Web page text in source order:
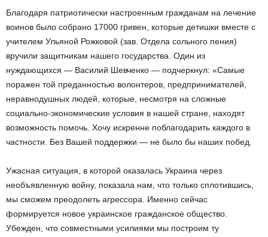
Благодаря патриотически настроенным гражданам на лечение
воинов было собрано 17000 гривен, которые детишки вместе с
учителем Ульяной Рожковой (зав. Отдела сольного пения)
вручили защитникам нашего государства. Один из
нуждающихся — Василий Шевченко — подчеркнул: «Самые
поражен той преданностью волонтеров, предпринимателей,
неравнодушных людей, которые, несмотря на сложные
социально-экономические условия в нашей стране, находят
возможность помочь. Хочу искренне поблагодарить каждого в
частности. Без Вашей поддержки — не было бы наших побед.
Ужасная ситуация, в которой оказалась Украина через
необъявленную войну, показала нам, что только сплотившись,
мы сможем преодолеть агрессора. Именно сейчас
формируется новое украинское гражданское общество.
Убежден, что совместными усилиями мы построим ту